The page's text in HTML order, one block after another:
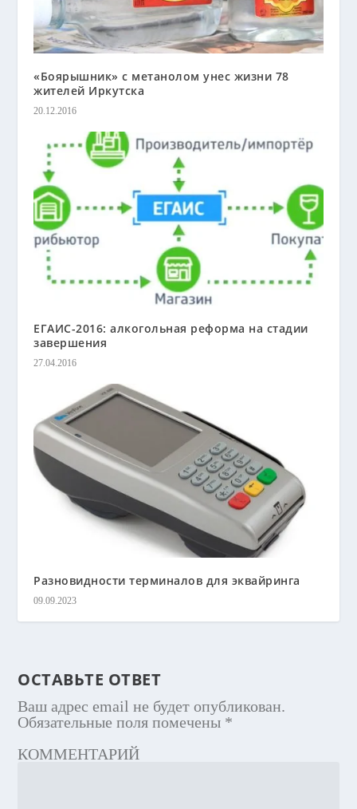
«Боярышник» с метанолом унес жизни 78
жителей Иркутска
20.12.2016
ЕГАИС-2016: алкогольная реформа на стадии
завершения
27.04.2016
Разновидности терминалов для эквайринга
09.09.2023
ОСТАВЬТЕ ОТВЕТ
Ваш адрес email не будет опубликован.
Обязательные поля помечены *
КОММЕНТАРИЙ